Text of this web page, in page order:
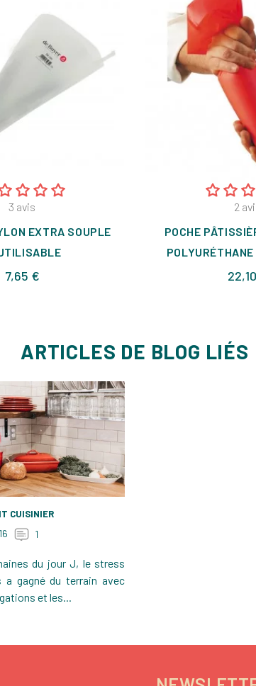
3 avis
EXTRA SOUPLE
7,65 €Prix
2
POCHE
ARTICLES DE BLOG LIÉS
CUISINIER
16 1
du jour J, le stress
a gagné du terrain avec
et les...